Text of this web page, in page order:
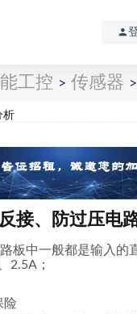
工控 > 传感器 >
析
接、防过压电
板中一般都是输入的
2.5A；
险